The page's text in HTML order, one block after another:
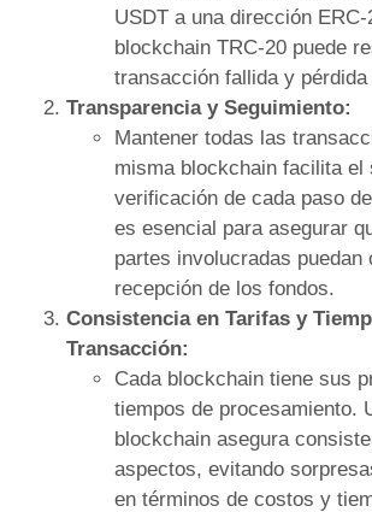
USDT a una dirección
blockchain TRC-20 puede
transacción fallida y pérdida
Transparencia y Seguimiento:
Mantener todas las
misma blockchain facilita el
verificación de cada paso
es esencial para asegurar
partes involucradas puedan
recepción de los fondos.
Consistencia en Tarifas y
Transacción:
Cada blockchain tiene sus
tiempos de procesamiento.
blockchain asegura
aspectos, evitando
en términos de costos y